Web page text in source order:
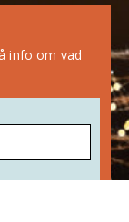
info om vad